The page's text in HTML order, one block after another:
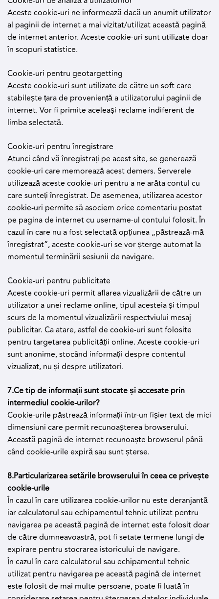
Aceste cookie-uri ne informează dacă un anumit utilizator
al paginii de internet a mai vizitat/utilizat această pagină
de internet anterior. Aceste cookie-uri sunt utilizate doar
în scopuri statistice.
Cookie-uri pentru geotargetting
Aceste cookie-uri sunt utilizate de către un soft care
stabilește țara de proveniență a utilizatorului paginii de
internet. Vor fi primite aceleași reclame indiferent de
limba selectată.
Cookie-uri pentru înregistrare
Atunci când vă înregistrați pe acest site, se generează
cookie-uri care memorează acest demers. Serverele
utilizează aceste cookie-uri pentru a ne arăta contul cu
care sunteți înregistrat. De asemenea, utilizarea acestor
cookie-uri permite să asociem orice comentariu postat
pe pagina de internet cu username-ul contului folosit. În
cazul în care nu a fost selectată opțiunea „păstrează-mă
înregistrat”, aceste cookie-uri se vor șterge automat la
momentul terminării sesiunii de navigare.
Cookie-uri pentru publicitate
Aceste cookie-uri permit aflarea vizualizării de către un
utilizator a unei reclame online, tipul acesteia și timpul
scurs de la momentul vizualizării respectviului mesaj
publicitar. Ca atare, astfel de cookie-uri sunt folosite
pentru targetarea publicității online. Aceste cookie-uri
sunt anonime, stocând informații despre contentul
vizualizat, nu și despre utilizatori.
7.Ce tip de informații sunt stocate și accesate prin
intermediul cookie-urilor?
Cookie-urile păstrează informații într-un fișier text de mici
dimensiuni care permit recunoașterea browserului.
Această pagină de internet recunoaște browserul până
când cookie-urile expiră sau sunt șterse.
8.Particularizarea setările browserului în ceea ce privește
cookie-urile
În cazul în care utilizarea cookie-urilor nu este deranjantă
iar calculatorul sau echipamentul tehnic utilizat pentru
navigarea pe această pagină de internet este folosit doar
de către dumneavoastră, pot fi setate termene lungi de
expirare pentru stocrarea istoricului de navigare.
În cazul în care calculatorul sau echipamentul tehnic
utilizat pentru navigarea pe această pagină de internet
este folosit de mai multe persoane, poate fi luată în